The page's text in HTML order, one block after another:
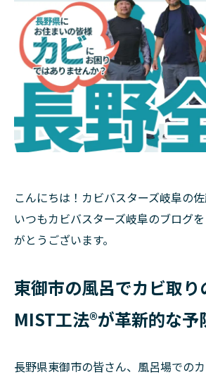
こんにちは！カビバスターズ岐阜の佐
いつもカビバスターズ岐阜のブログ
がとうございます。
東御市の風呂でカビ取り
MIST工法®が革新的な予
長野県東御市の皆さん、風呂場での